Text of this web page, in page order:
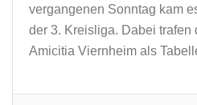
vergangenen Sonntag kam
der 3. Kreisliga. Dabei trafen
Amicitia Viernheim als